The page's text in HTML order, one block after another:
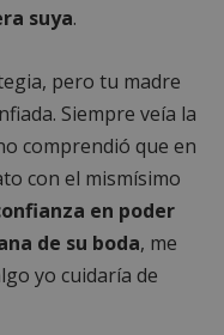
suya.
pero tu madre
Siempre veía la
comprendió que en
con el mismísimo
en poder
de su boda, me
yo cuidaría de